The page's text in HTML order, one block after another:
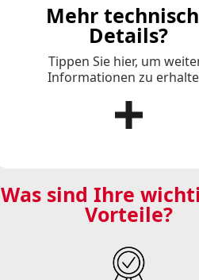
Mehr
Details?
Tippen Sie hier, um
Informationen zu
Was sind Ihre
Vorteile?